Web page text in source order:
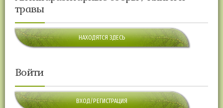
травы
НАХОДЯТСЯ ЗДЕСЬ
Войти
ВХОД/РЕГИСТРАЦИЯ